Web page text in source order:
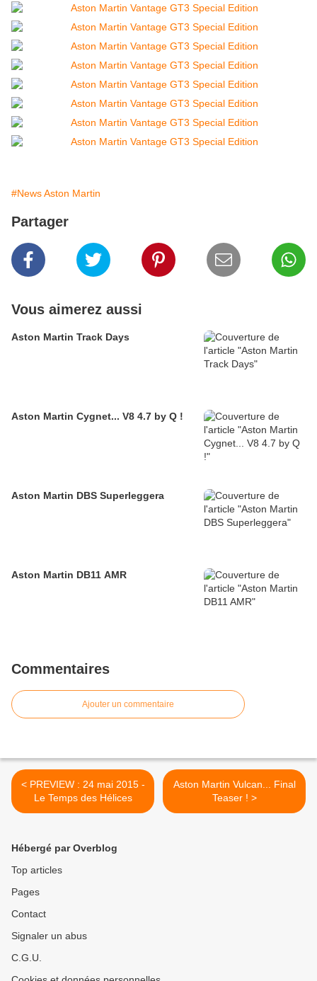
#News Aston Martin
Partager
Vous aimerez aussi
Aston Martin Track Days
Aston Martin Cygnet... V8 4.7 by Q !
Aston Martin DBS Superleggera
Aston Martin DB11 AMR
Commentaires
Ajouter un commentaire
< PREVIEW : 24 mai 2015 -
Le Temps des Hélices
Aston Martin Vulcan... Final
Teaser ! >
Hébergé par Overblog
Top articles
Pages
Contact
Signaler un abus
C.G.U.